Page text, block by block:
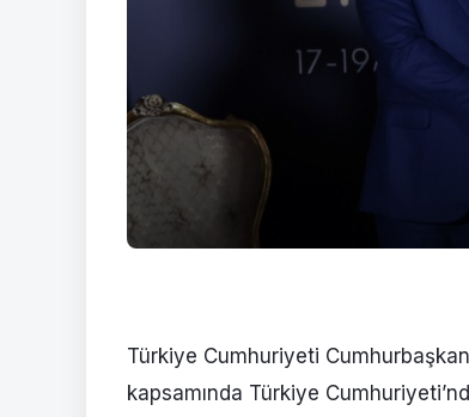
Türkiye Cumhuriyeti
kapsamında Türkiye